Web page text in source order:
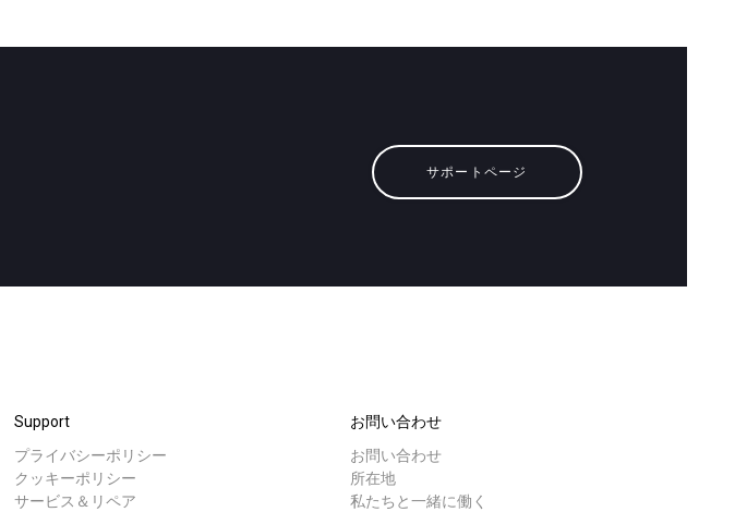
サポートページ
Support
プライバシーポリシー
クッキーポリシー
サービス＆リペア
お問い合わせ
お問い合わせ
所在地
私たちと一緒に働く